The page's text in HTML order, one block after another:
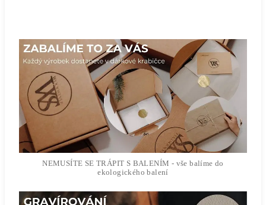
NEMUSÍTE SE TRÁPIT S BALENÍM - vše balíme do
ekologického balení